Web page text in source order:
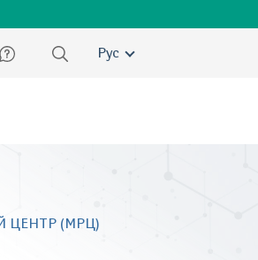
Русский
ЦЕНТР (МРЦ)